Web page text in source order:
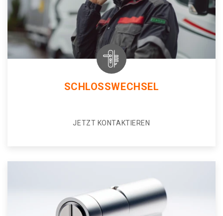
SCHLOSSWECHSEL
JETZT KONTAKTIEREN